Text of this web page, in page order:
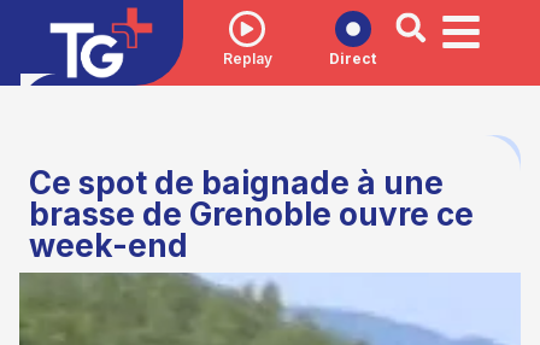
Replay Direct
Ce spot de baignade à une
brasse de Grenoble ouvre ce
week-end